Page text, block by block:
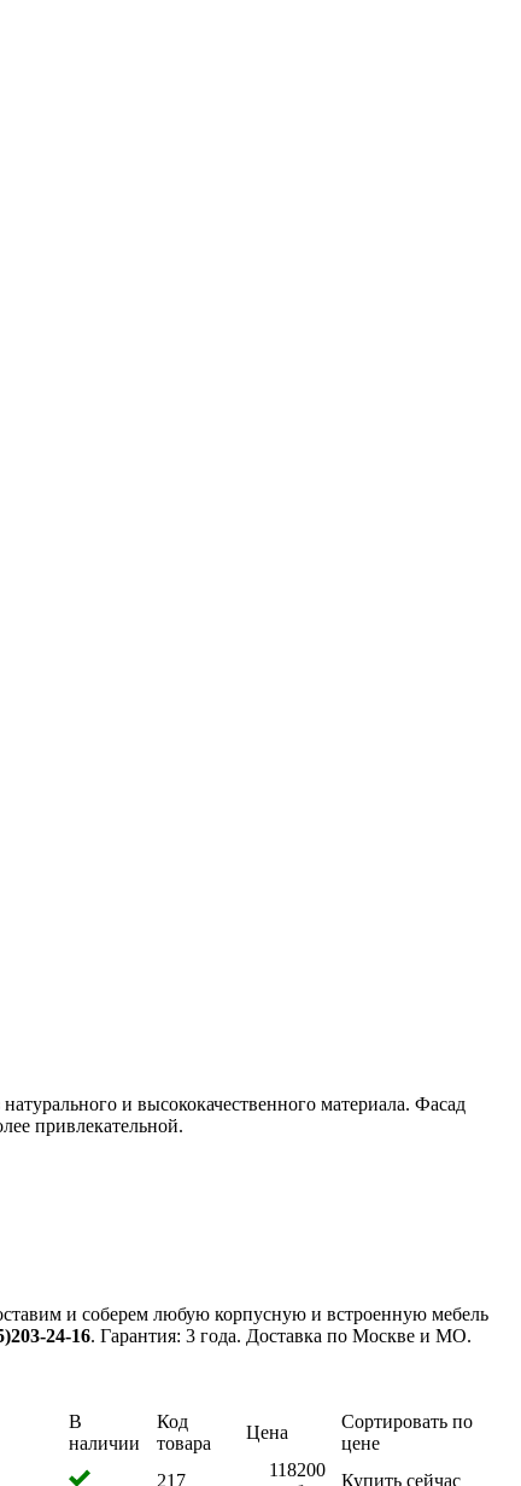
и высококачественного материала. Фасад
привлекательной.
и соберем любую корпусную и встроенную мебель
24-16. Гарантия: 3 года. Доставка по Москве и МО.
В
наличии
Код
товара
Цена
Сортировать по
цене
217
118200
Купить сейчас